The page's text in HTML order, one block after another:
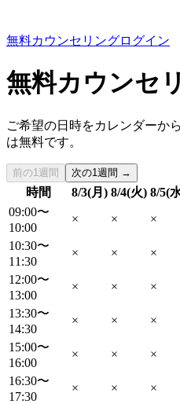
無料カウンセリングログイン
無料カウンセ
ご希望の日時をカレンダーか
は無料です。
前の1週間 次の1週間 →
時間 8/3(月) 8/4(火) 8/5(
09:00〜
10:00
× × ×
10:30〜
11:30
× × ×
12:00〜
13:00
× × ×
13:30〜
14:30
× × ×
15:00〜
16:00
× × ×
16:30〜
17:30
× × ×